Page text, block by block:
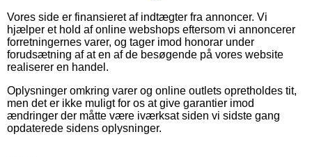
Vores side er finansieret af indtægter fra annoncer. Vi
hjælper et hold af online webshops eftersom vi annoncerer
forretningernes varer, og tager imod honorar under
forudsætning af at en af de besøgende på vores website
realiserer en handel.
Oplysninger omkring varer og online outlets opretholdes tit,
men det er ikke muligt for os at give garantier imod
ændringer der måtte være iværksat siden vi sidste gang
opdaterede sidens oplysninger.